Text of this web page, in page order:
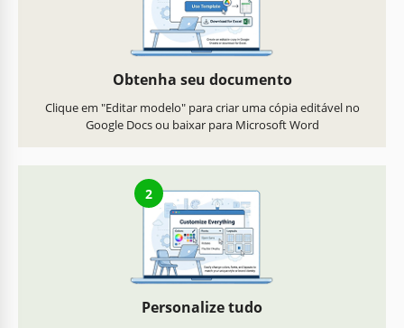
Obtenha seu documento
Clique em "Editar modelo" para criar uma cópia editável no
Google Docs ou baixar para Microsoft Word
2
Personalize tudo